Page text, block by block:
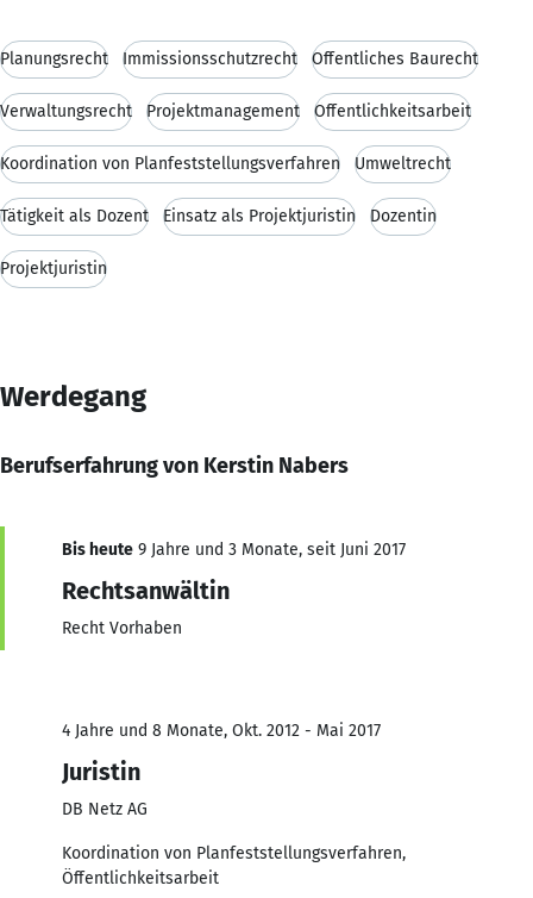
Planungsrecht Immissionsschutzrecht Öffentliches Baurecht
Verwaltungsrecht Projektmanagement Öffentlichkeitsarbeit
Koordination von Planfeststellungsverfahren Umweltrecht
Tätigkeit als Dozent Einsatz als Projektjuristin Dozentin
Projektjuristin
Werdegang
Berufserfahrung von Kerstin Nabers
Bis heute 9 Jahre und 3 Monate, seit Juni 2017
Rechtsanwältin
Recht Vorhaben
4 Jahre und 8 Monate, Okt. 2012 - Mai 2017
Juristin
DB Netz AG
Koordination von Planfeststellungsverfahren,
Öffentlichkeitsarbeit